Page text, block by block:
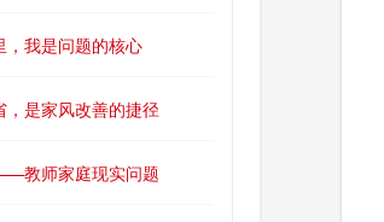
，我是问题的核心
是家风改善的捷径
教师家庭现实问题